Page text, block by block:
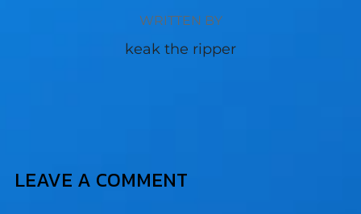
WRITTEN BY
keak the ripper
LEAVE A COMMENT